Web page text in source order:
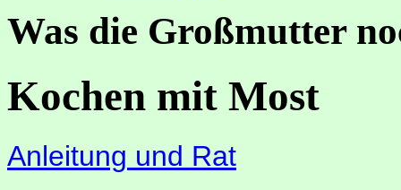
Was die Großmutter
Kochen mit Most
Anleitung und Rat